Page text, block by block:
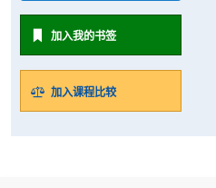
加入我的书签
加入课程比较